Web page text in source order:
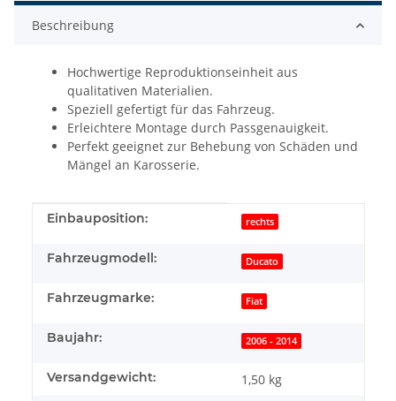
Beschreibung
Hochwertige Reproduktionseinheit aus
qualitativen Materialien.
Speziell gefertigt für das Fahrzeug.
Erleichtere Montage durch Passgenauigkeit.
Perfekt geeignet zur Behebung von Schäden und
Mängel an Karosserie.
Produkteigenschaft
Wert
Einbauposition: rechts
Fahrzeugmodell: Ducato
Fahrzeugmarke: Fiat
Baujahr: 2006 - 2014
Versandgewicht: 1,50 kg